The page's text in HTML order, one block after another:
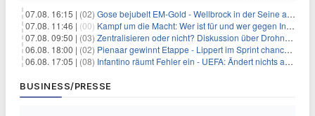
07.08. 16:15 | (02) Gose bejubelt EM-Gold - Wellbrock in der Seine ausgebremst
07.08. 11:46 | (00) Kampf um die Macht: Wer ist für und wer gegen Infantino?
07.08. 09:50 | (03) Zentralisieren oder nicht? Diskussion über Drohnenabwehr
06.08. 18:00 | (02) Pienaar gewinnt Etappe - Lippert im Sprint chancenlos
06.08. 17:05 | (08) Infantino räumt Fehler ein - UEFA: Ändert nichts an Boykott
BUSINESS/PRESSE